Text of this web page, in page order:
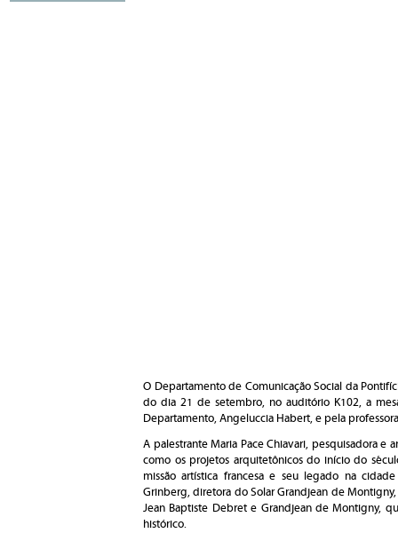
O Departamento de Comunicação Social da
do dia 21 de setembro, no auditório K102, a
Departamento, Angeluccia Habert, e pela
A palestrante Maria Pace Chiavari, pesquisadora
como os projetos arquitetônicos do início do
missão artística francesa e seu legado na
Grinberg,diretora do Solar Grandjean de Montigny,
Jean Baptiste Debret e Grandjean de Montigny,
histórico.